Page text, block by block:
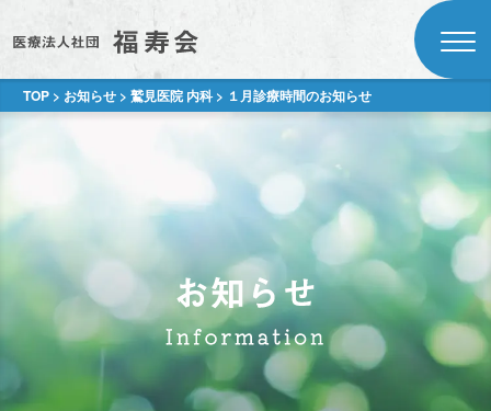
TOP> お知らせ> 鷲見医院 内科> １月診療時間のお知らせ